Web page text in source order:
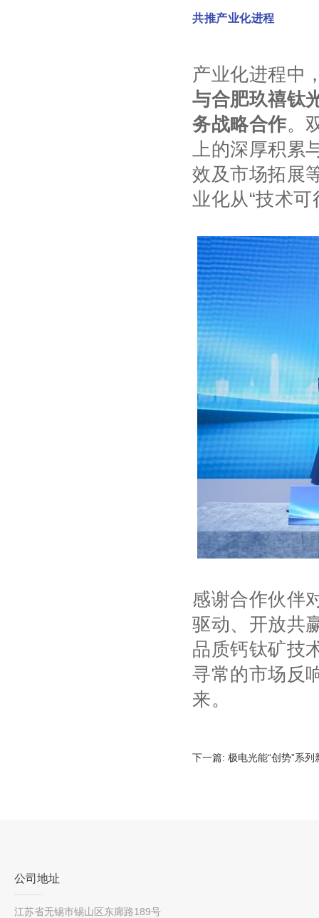
共推产业化进程
产业化进程中
与合肥玖禧钛
务战略合作。
上的深厚积累
效及市场拓展
业化从“技术可
感谢合作伙伴
驱动、开放共
品质钙钛矿技
寻常的市场反
来。
下一篇: 极电光能“创势”系
公司地址
江苏省无锡市锡山区东廊路189号